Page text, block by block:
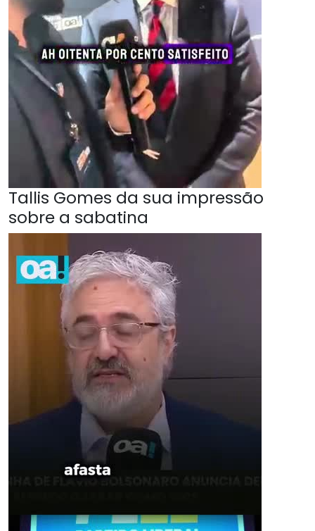
Tallis Gomes da sua impressão
sobre a sabatina